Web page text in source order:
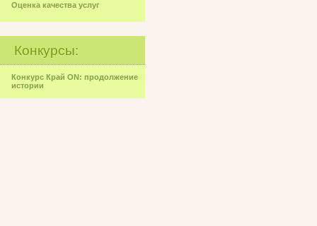
Оценка качества услуг
Конкурсы:
Конкурс Край ON: продолжение
истории